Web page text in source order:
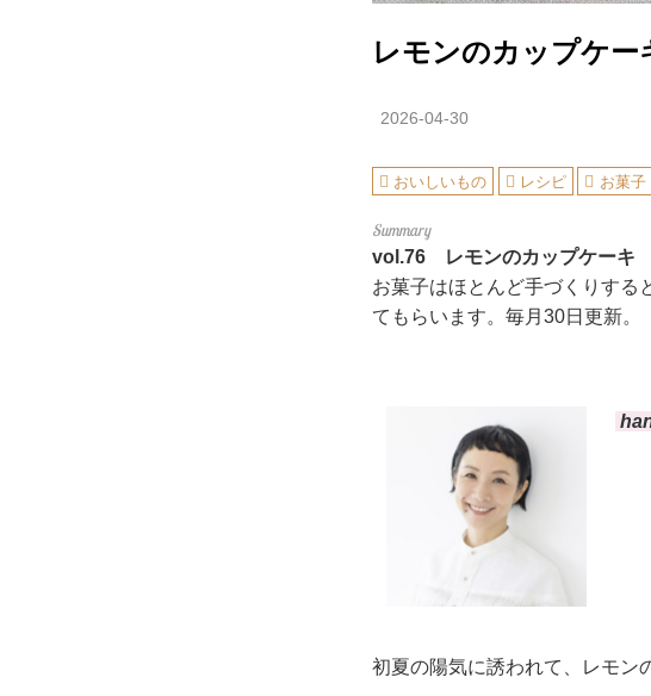
レモンのカップケー
2026-04-30
おいしいもの レシピ お菓子
vol.76 レモンのカップケーキ
お菓子はほとんど手づくりする
てもらいます。毎月30日更新。
初夏の陽気に誘われて、レモン